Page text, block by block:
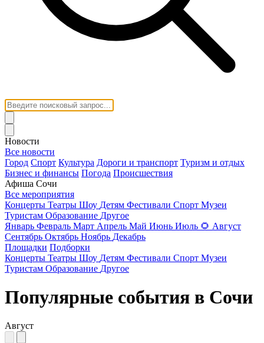
Новости
Все новости
Город Спорт Культура Дороги и транспорт Туризм и отдых
Бизнес и финансы Погода Происшествия
Афиша Сочи
Все мероприятия
Концерты Театры Шоу Детям Фестивали Спорт Музеи
Туристам Образование Другое
Январь Февраль Март Апрель Май Июнь Июль 🌻 Август
Сентябрь Октябрь Ноябрь Декабрь
Площадки Подборки
Концерты Театры Шоу Детям Фестивали Спорт Музеи
Туристам Образование Другое
Популярные события в Сочи
Август